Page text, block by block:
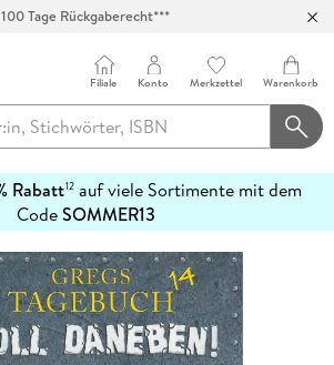
100 Tage Rückgaberecht***
Filiale Konto Merkzettel Warenkorb
Rabatt12auf viele Sortimente mit dem
CodeSOMMER13